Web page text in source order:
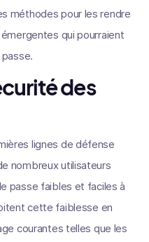
méthodes pour les rendre
qui pourraient
des
lignes de défense
nombreux utilisateurs
passe faibles et faciles à
cette faiblesse en
courantes telles que les